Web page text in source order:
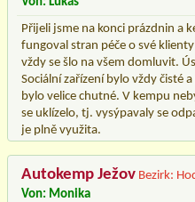
Přijeli jsme na konci prázdnin a
fungoval stran péče o své
vždy se šlo na všem domluvit.
Sociální zařízení bylo vždy čisté
bylo velice chutné. V kempu
se uklízelo, tj. vysýpavaly se
je plně využita.
Autokemp Ježov Bezirk:
Von: Monika